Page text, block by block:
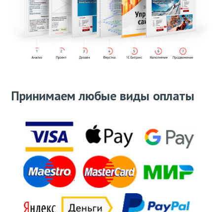
Принимаем любые виды оплаты